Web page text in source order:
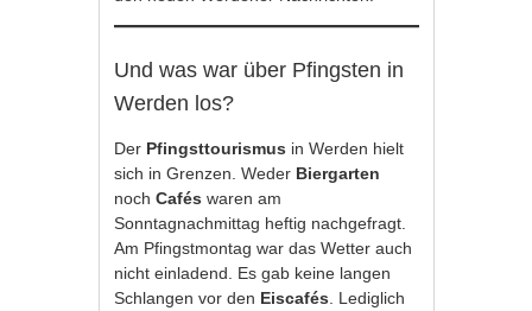
Und was war über Pfingsten in
Werden los?
Der Pfingsttourismus in Werden hielt
sich in Grenzen. Weder Biergarten
nochCaféswaren am
Sonntagnachmittag heftig nachgefragt.
Am Pfingstmontag war das Wetter auch
nicht einladend. Es gab keine langen
Schlangen vor den Eiscafés . Lediglich